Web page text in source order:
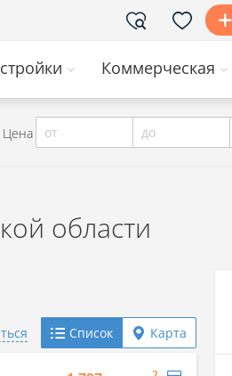
Коммерческая
Цена от до
области
Список Карта